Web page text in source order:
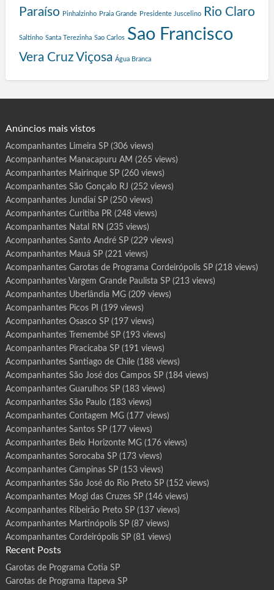
a
v
a
o
Paraíso Pinhalzinho Praia Grande Presidente Juscelino Rio Claro
Saltinho Santa Terezinha Sao Carlos Sao Francisco
Vera CruzViçosa Água Branca
Anúncios mais vistos
Acompanhantes Limeira SP(306 views)
Acompanhantes Manacapuru AM (265 views)
Acompanhantes Mairinque SP(260 views)
Acompanhantes São Gonçalo RJ (252 views)
Acompanhantes Jundiaí SP(250 views)
Acompanhantes Curitiba PR (248 views)
Acompanhantes Natal RN (235 views)
Acompanhantes Santo André SP(229 views)
Acompanhantes Mauá SP(221 views)
Acompanhantes Garotas de Programa Cordeirópolis SP(218 views)
Acompanhantes Vargem Grande Paulista SP(213 views)
Acompanhantes Uberlândia MG(209 views)
Acompanhantes Picos PI (199 views)
Acompanhantes Osasco SP(197 views)
Acompanhantes Tremembé SP(193 views)
Acompanhantes Piracicaba SP(191 views)
Acompanhantes Santiago de Chile(188 views)
Acompanhantes São José dos Campos SP(184 views)
Acompanhantes Guarulhos SP(183 views)
Acompanhantes São Paulo(183 views)
Acompanhantes Contagem MG(177 views)
Acompanhantes Santos SP(177 views)
Acompanhantes Belo Horizonte MG(176 views)
Acompanhantes Sorocaba SP(173 views)
Acompanhantes Campinas SP(153 views)
Acompanhantes São José do Rio Preto SP(152 views)
Acompanhantes Mogi das Cruzes SP(146 views)
Acompanhantes Ribeirão Preto SP(137 views)
Acompanhantes Martinópolis SP(87 views)
Acompanhantes Cordeirópolis SP(81 views)
Recent Posts
Garotas de Programa Cotia SP
Garotas de Programa Itapeva SP